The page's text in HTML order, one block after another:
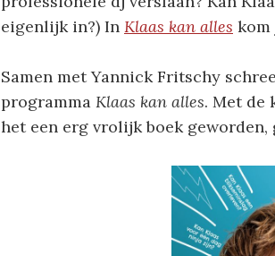
eigenlijk in?) In Klaas kan alles kom
Samen met Yannick Fritschy
programma Klaas kan alles. Met de
het een erg vrolijk boek